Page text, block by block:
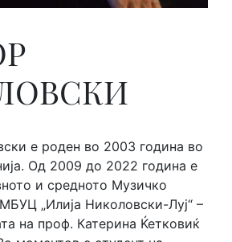
е роден во 2003 година во
Од 2009 до 2022 година e
и средното Музичко
„Илија Николовски-Луј“ –
на проф. Катерина Ќетковиќ